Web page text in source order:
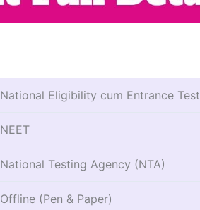
National Eligibility cum Entrance Test
NEET
National Testing Agency (NTA)
Offline (Pen & Paper)